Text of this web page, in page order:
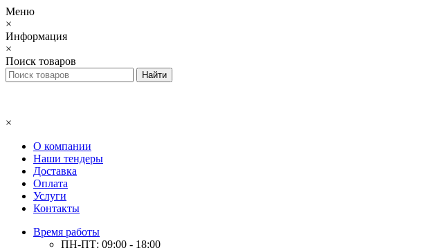
Меню
×
Информация
×
Поиск товаров
×
О компании
Наши тендеры
Доставка
Оплата
Услуги
Контакты
Время работы
ПН-ПТ: 09:00 - 18:00